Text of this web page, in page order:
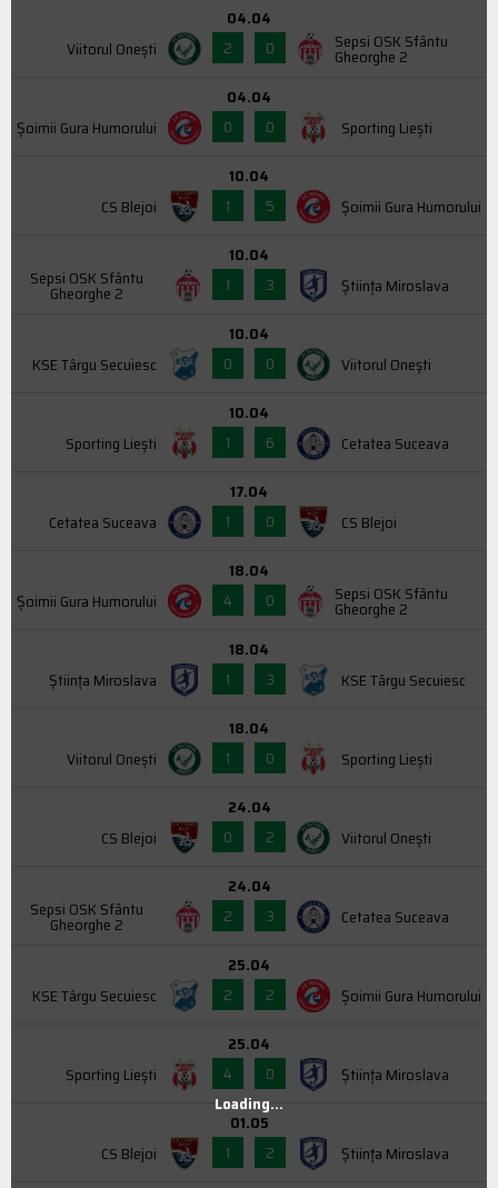
Viitorul Onești
04.04
2
0 Sepsi OSK Sfântu
Gheorghe 2
Şoimii Gura Humorului
04.04
0
0 Sporting Liești
CS Blejoi
10.04
1
5 Şoimii Gura Humorului
Sepsi OSK Sfântu
Gheorghe 2
10.04
1
3 Știința Miroslava
KSE Târgu Secuiesc
10.04
0
0 Viitorul Onești
Sporting Liești
10.04
1
6 Cetatea Suceava
Cetatea Suceava
17.04
1
0 CS Blejoi
Şoimii Gura Humorului
18.04
4
0 Sepsi OSK Sfântu
Gheorghe 2
Știința Miroslava
18.04
1
3 KSE Târgu Secuiesc
Viitorul Onești
18.04
1
0 Sporting Liești
CS Blejoi
24.04
0
2 Viitorul Onești
Sepsi OSK Sfântu
Gheorghe 2
24.04
2
3 Cetatea Suceava
KSE Târgu Secuiesc
25.04
2
2 Şoimii Gura Humorului
Sporting Liești
25.04
4
0 Știința Miroslava
CS Blejoi
01.05
1
2 Știința Miroslava
Loading...